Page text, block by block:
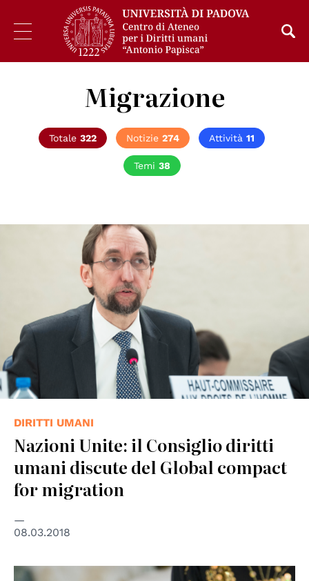
Migrazione
Totale 322 Notizie 274 Attività 11
Temi 38
DIRITTI UMANI
Nazioni Unite: il Consiglio diritti
umani discute del Global compact
for migration
08.03.2018
© UN Photo